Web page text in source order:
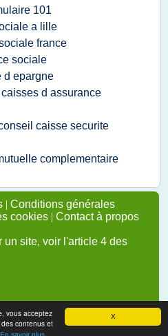
X
vous acceptez
contenus et
En savoir plus
101
a lille
france
sociale
d epargne
d assurance
caisse securite
complementaire
| Conditions générales
cookies | Contact à propos
un site, voir l'article 4 des